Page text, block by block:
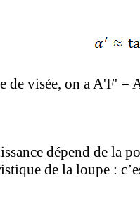
de visée, on a A'F' =
dépend de la
de la loupe :